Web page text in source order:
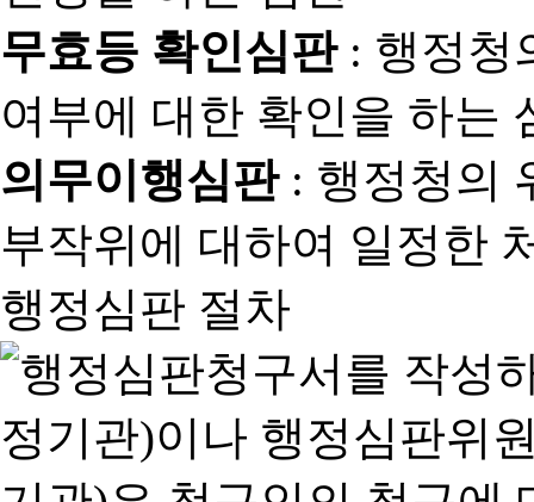
무효등 확인심판: 행정청
여부에 대한 확인을 하는
의무이행심판: 행정청의
부작위에 대하여 일정한
행정심판 절차